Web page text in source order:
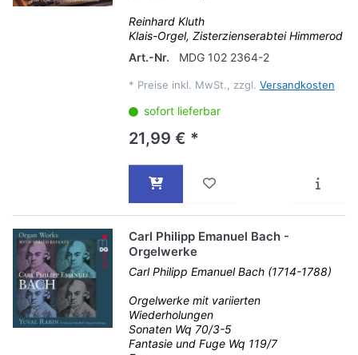
Reinhard Kluth
Klais-Orgel, Zisterzienserabtei Himmerod
Art.-Nr.
MDG 102 2364-2
* Preise inkl. MwSt., zzgl. Versandkosten
sofort lieferbar
21,99 € *
Carl Philipp Emanuel Bach -
Orgelwerke
Carl Philipp Emanuel Bach (1714-1788)
Orgelwerke mit variierten
Wiederholungen
Sonaten Wq 70/3-5
Fantasie und Fuge Wq 119/7